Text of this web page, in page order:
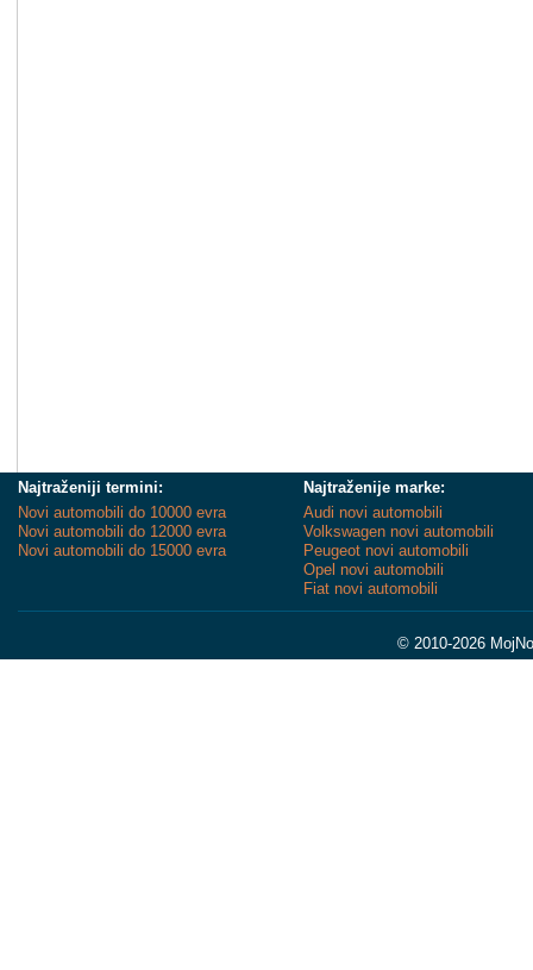
Najtraženiji termini:
Novi automobili do 10000 evra
Novi automobili do 12000 evra
Novi automobili do 15000 evra
Najtraženije marke:
Audi novi automobili
Volkswagen novi automobili
Peugeot novi automobili
Opel novi automobili
Fiat novi automobili
© 2010-2026